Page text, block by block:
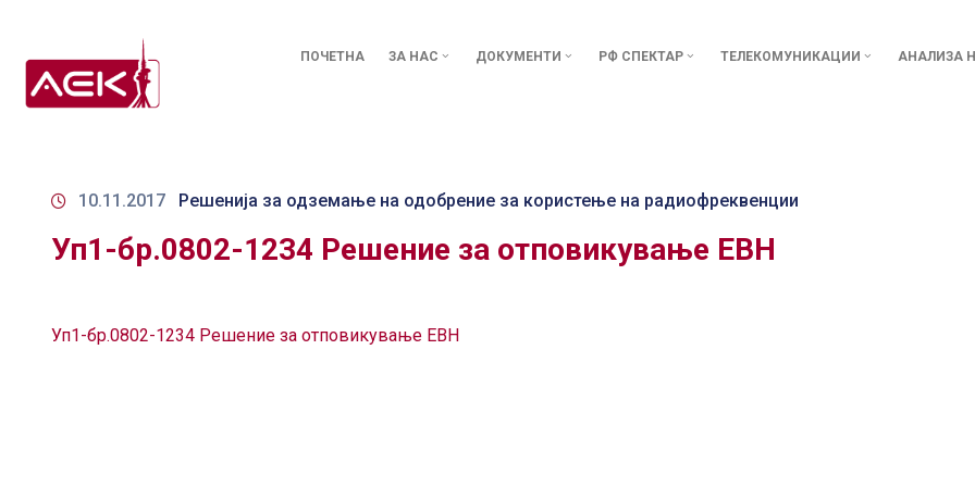
ПОЧЕТНА ЗА НАС ДОКУМЕНТИ РФ СПЕКТАР ТЕЛЕКОМУНИКАЦИИ АНАЛИЗА
10.11.2017 Решенија за одземање на одобрение за користење на радиофреквенции
Уп1-бр.0802-1234 Решение за отповикување ЕВН
Уп1-бр.0802-1234 Решение за отповикување ЕВН